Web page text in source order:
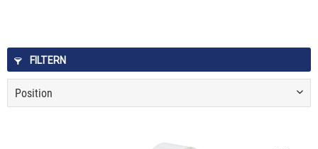
FILTERN